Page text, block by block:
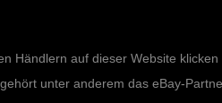
Händlern auf dieser Website
unter anderem das eBay-